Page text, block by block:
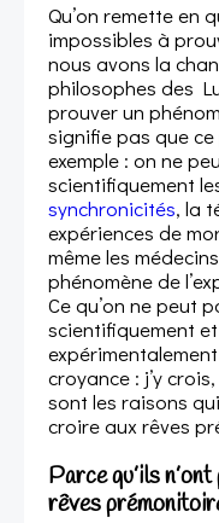
Qu’on remette en
impossibles à
nous avons la
philosophes des
prouver un
signifie pas que ce
exemple : on ne
scientifiquement
synchronicités, la
expériences de
même les
phénomène de
Ce qu’on ne peut
scientifiquement
croyance : j’y
sont les raisons
croire aux rêves
Parce qu’ils
rêves